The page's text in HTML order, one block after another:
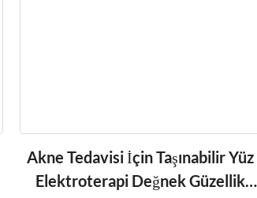
Akne Tedavisi İçin Taşınabilir Yüz
Elektroterapi Değnek Güzellik